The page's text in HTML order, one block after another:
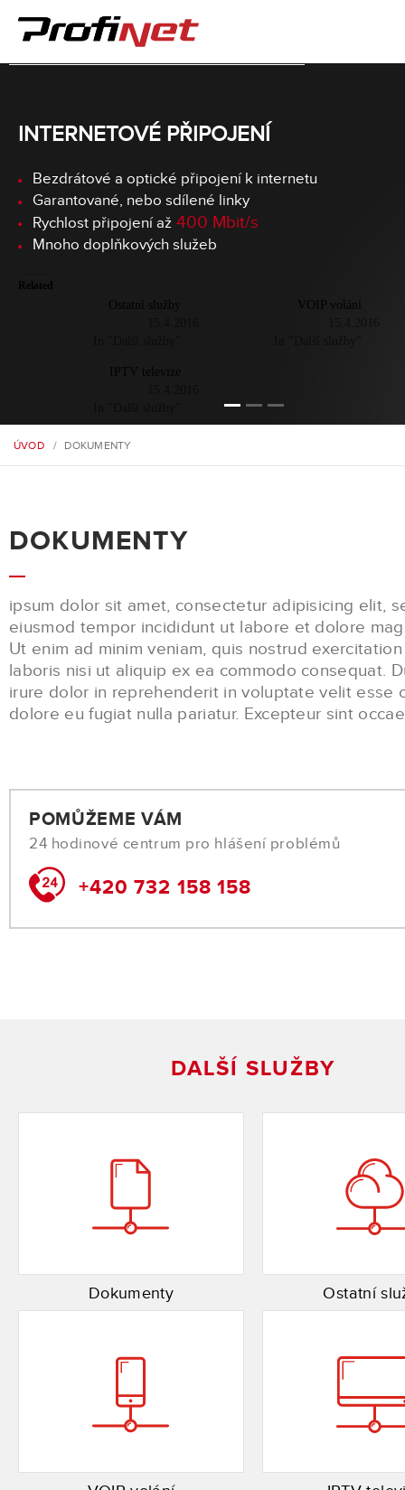
INTERNETOVÉ PŘIPOJENÍ
Bezdrátové a optické připojení k internetu
Garantované, nebo sdílené linky
Rychlost připojení až 400 Mbit/s
Mnoho doplňkových služeb
Related
Ostatní služby
VOIP volání
IPTV televize
ÚVOD / DOKUMENTY
DOKUMENTY
ipsum dolor sit amet, consectetur adipisicing elit,
eiusmod tempor incididunt ut labore et dolore
Ut enim ad minim veniam, quis nostrud
laboris nisi ut aliquip ex ea commodo consequat.
irure dolor in reprehenderit in voluptate velit esse
dolore eu fugiat nulla pariatur. Excepteur sint
POMŮŽEME VÁM
24 hodinové centrum pro hlášení problémů
+420 732 158 158
DALŠÍ SLUŽBY
Dokumenty Ostatní